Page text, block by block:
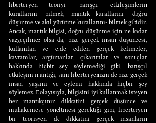
liberteryen teoriyi -barışçıl etkileşimlerin
kurallarını- bilmek, mantık kurallarını -doğru
düşünme ve akıl yürütme kurallarını- bilmek gibidir.
Ancak, mantık bilgisi, doğru düşünme için ne kadar
vazgeçilmez olsa da, bize gerçek insan düşüncesi,
kullanılan ve elde edilen gerçek kelimeler,
kavramlar, argümanlar, çıkarımlar ve sonuçlar
hakkında hiçbir şey söylemediği gibi, barışçıl
etkileşim mantığı, yani liberteryenizm de bize gerçek
insan yaşamı ve eylemi hakkında hiçbir şey
söylemez. Dolayısıyla, bilgisini iyi kullanmak isteyen
her mantıkçının dikkatini gerçek düşünce ve
muhakemeye yöneltmesi gerektiği gibi, liberteryen
bir teorisyen de dikkatini gerçek insanların